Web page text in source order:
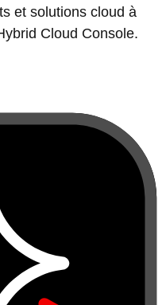
et solutions cloud à
Cloud Console.